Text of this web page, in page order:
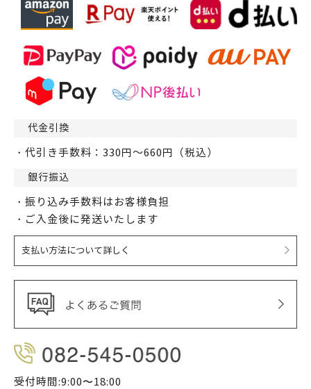
代金引換
・代引き手数料：330円～660円（税込）
銀行振込
・振り込み手数料はお客様負担
・ご入金後に発送いたします
支払い方法について詳しく
受付時間:9:00〜18:00